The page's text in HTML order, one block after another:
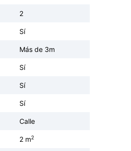
2
Sí
Más de 3m
Sí
Sí
Sí
Calle
2 m2